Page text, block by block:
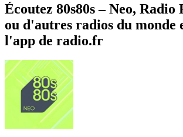
Écoutez 80s80s – Neo,
ou d'autres radios du monde
l'app de radio.fr